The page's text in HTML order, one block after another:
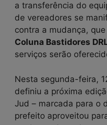
a transferência do
de vereadores se
contra a mudança,
Coluna Bastidores
serviços serão
Nesta segunda-feira,
definiu a próxima
Jud – marcada para o
prefeito aproveitou